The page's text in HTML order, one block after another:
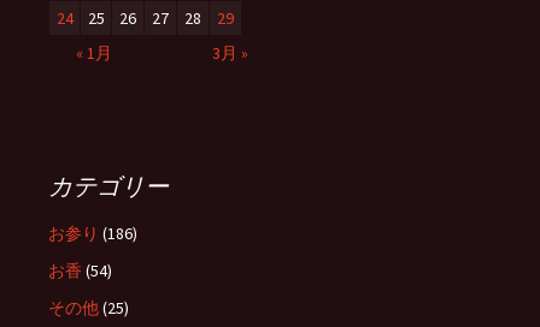
24
25 26 27 28
29
« 1月
3月 »
カテゴリー
お参り (186)
お香 (54)
その他(25)